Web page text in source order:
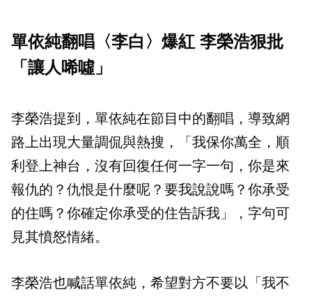
單依純翻唱〈李白〉爆紅 李榮浩狠批
「讓人唏噓」
李榮浩提到，單依純在節目中的翻唱，導致網
路上出現大量調侃與熱搜，「我保你萬全，順
利登上神台，沒有回復任何一字一句，你是來
報仇的？仇恨是什麼呢？要我說說嗎？你承受
的住嗎？你確定你承受的住告訴我」，字句可
見其憤怒情緒。
李榮浩也喊話單依純，希望對方不要以「我不